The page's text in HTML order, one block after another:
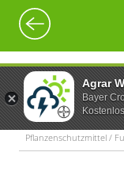
Agrar
Bayer
Pflanzenschutzmittel /